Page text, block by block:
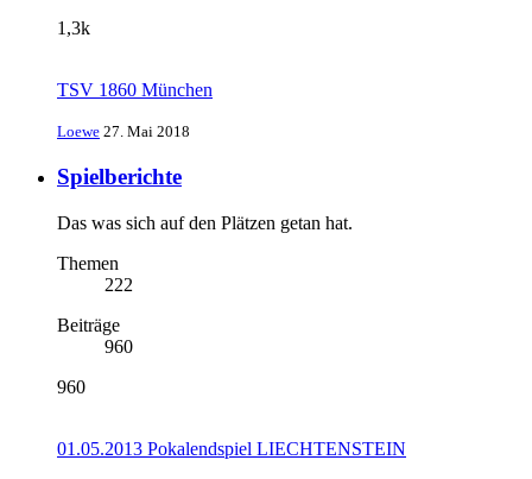
1,3k
TSV 1860 München
Loewe 27. Mai 2018
Spielberichte
Das was sich auf den Plätzen getan hat.
Themen
222
Beiträge
960
960
01.05.2013 Pokalendspiel LIECHTENSTEIN